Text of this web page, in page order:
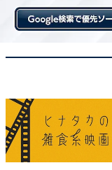
1位：北川景子